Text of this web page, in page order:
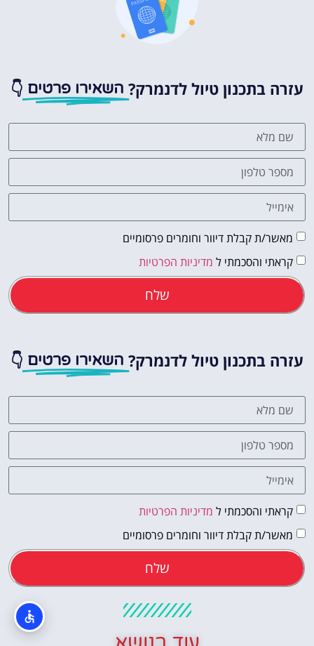
עזרה בתכנון טיול לדנמרק? השאירו פרטים 👇
מאשר/ת קבלת דיוור וחומרים פרסומיים
קראתי והסכמתי ל מדיניות הפרטיות
שלח
עזרה בתכנון טיול לדנמרק? השאירו פרטים 👇
קראתי והסכמתי ל מדיניות הפרטיות
מאשר/ת קבלת דיוור וחומרים פרסומיים
שלח